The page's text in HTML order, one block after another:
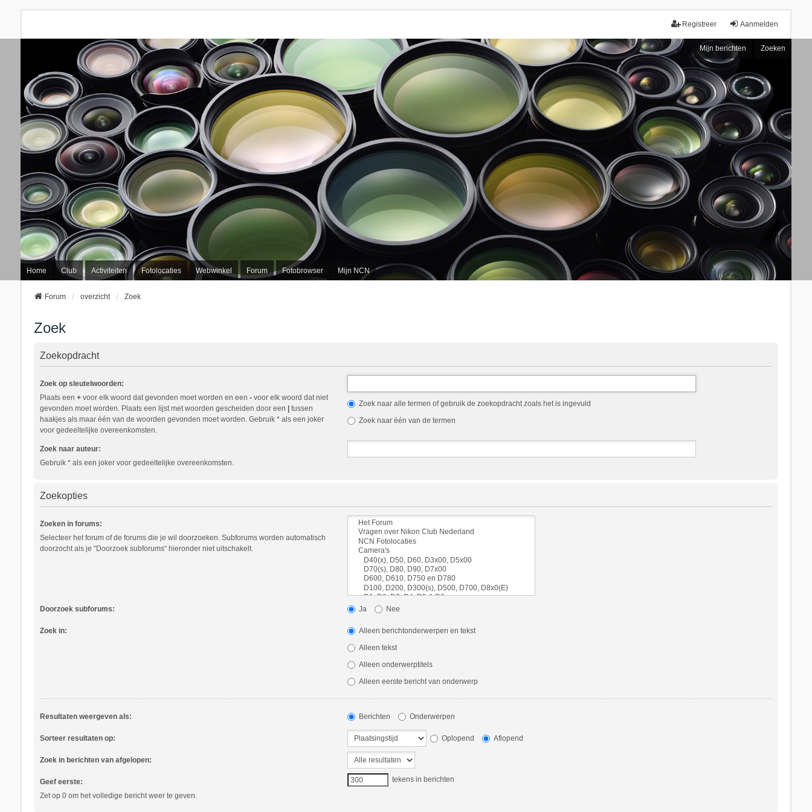
Aanmelden
Registreer
Mijn berichten Zoeken
Home Club Activiteiten Fotolocaties Webwinkel Forum Fotobrowser Mijn NCN
Forum overzicht Zoek
Zoek
Zoekopdracht
Zoek op sleutelwoorden:
Plaats een +voor elk woord dat gevonden moet worden en een -voor elk woord dat niet
gevonden moet worden. Plaats een lijst met woorden gescheiden door een
tussen
haakjes als maar één van de woorden gevonden moet worden. Gebruik * als een joker
voor gedeeltelijke overeenkomsten.
Zoek naar alle termen of gebruik de zoekopdracht zoals het is ingevuld
Zoek naar één van de termen
Zoek naar auteur:
Gebruik * als een joker voor gedeeltelijke overeenkomsten.
Zoekopties
Zoeken in forums:
Selecteer het forum of de forums die je wil doorzoeken. Subforums worden automatisch
doorzocht als je “Doorzoek subforums“ hieronder niet uitschakelt.
Doorzoek subforums: Ja Nee
Zoek in:
Alleen berichtonderwerpen en tekst
Alleen tekst
Alleen onderwerptitels
Alleen eerste bericht van onderwerp
Resultaten weergeven als: Berichten Onderwerpen
Sorteer resultaten op: Oplopend Aflopend
Zoek in berichten van afgelopen:
Geef eerste:
Zet op 0 om het volledige bericht weer te geven.
tekens in berichten